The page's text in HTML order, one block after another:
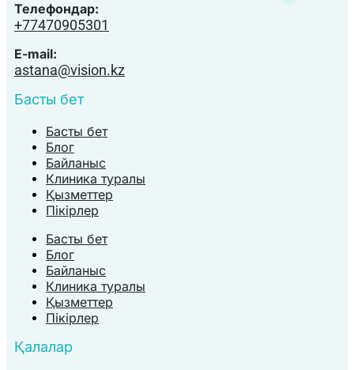
Телефондар:
+77470905301
E-mail:
astana@vision.kz
Басты бет
Басты бет
Блог
Байланыс
Клиника туралы
Қызметтер
Пікірлер
Басты бет
Блог
Байланыс
Клиника туралы
Қызметтер
Пікірлер
Қалалар